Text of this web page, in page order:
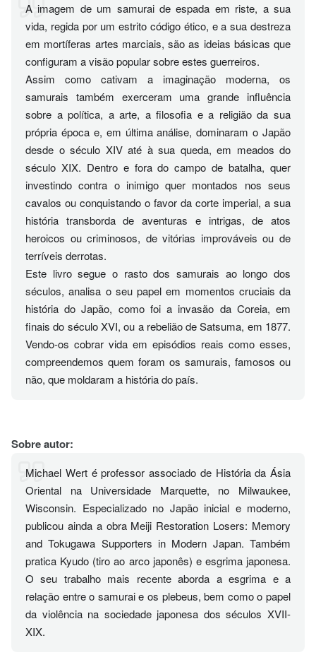
A imagem de um samurai de espada em riste, a sua
vida, regida por um estrito código ético, e a sua destreza
em mortíferas artes marciais, são as ideias básicas que
configuram a visão popular sobre estes guerreiros.
Assim como cativam a imaginação moderna, os
samurais também exerceram uma grande influência
sobre a política, a arte, a filosofia e a religião da sua
própria época e, em última análise, dominaram o Japão
desde o século XIV até à sua queda, em meados do
século XIX. Dentro e fora do campo de batalha, quer
investindo contra o inimigo quer montados nos seus
cavalos ou conquistando o favor da corte imperial, a sua
história transborda de aventuras e intrigas, de atos
heroicos ou criminosos, de vitórias improváveis ou de
terríveis derrotas.
Este livro segue o rasto dos samurais ao longo dos
séculos, analisa o seu papel em momentos cruciais da
história do Japão, como foi a invasão da Coreia, em
finais do século XVI, ou a rebelião de Satsuma, em 1877.
Vendo-os cobrar vida em episódios reais como esses,
compreendemos quem foram os samurais, famosos ou
não, que moldaram a história do país.
Sobre autor:
Michael Wert é professor associado de História da Ásia
Oriental na Universidade Marquette, no Milwaukee,
Wisconsin. Especializado no Japão inicial e moderno,
publicou ainda a obra Meiji Restoration Losers: Memory
and Tokugawa Supporters in Modern Japan. Também
pratica Kyudo (tiro ao arco japonês) e esgrima japonesa.
O seu trabalho mais recente aborda a esgrima e a
relação entre o samurai e os plebeus, bem como o papel
da violência na sociedade japonesa dos séculos XVII-
XIX.